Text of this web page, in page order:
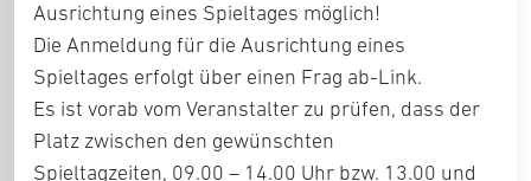
Ausrichtung eines Spieltages möglich!
Die Anmeldung für die Ausrichtung eines
Spieltages erfolgt über einen Frag ab-Link.
Es ist vorab vom Veranstalter zu prüfen, dass der
Platz zwischen den gewünschten
Spieltagzeiten, 09.00 – 14.00 Uhr bzw. 13.00 und